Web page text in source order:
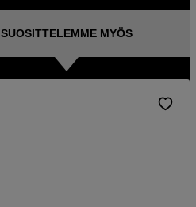
SUOSITTELEMME MYÖS